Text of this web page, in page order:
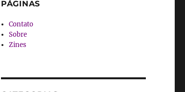
PÁGINAS
Contato
Sobre
Zines